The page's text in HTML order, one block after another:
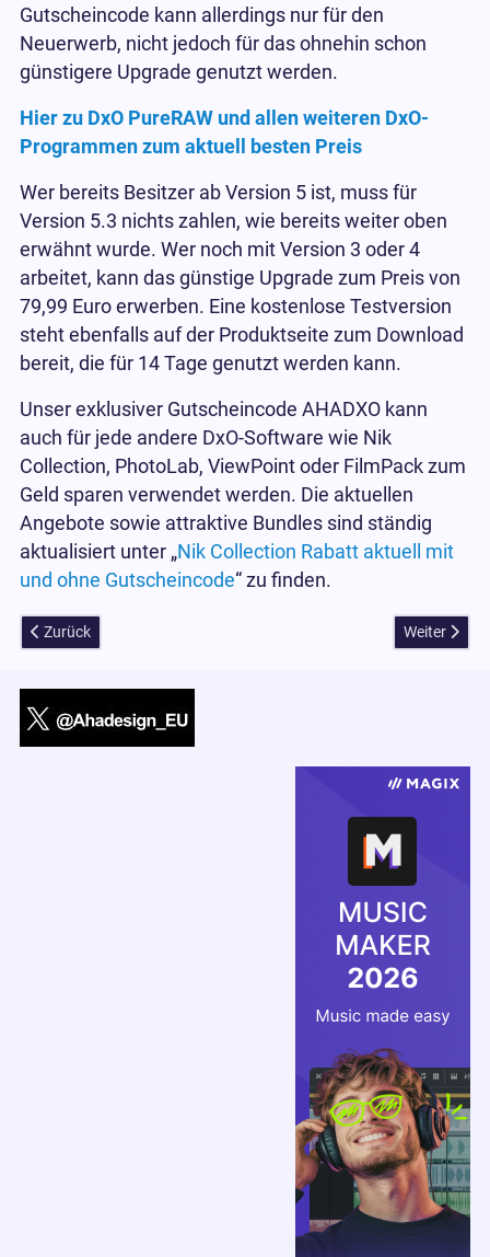
Gutscheincode kann allerdings nur für den
Neuerwerb, nicht jedoch für das ohnehin schon
günstigere Upgrade genutzt werden.
Hier zu DxO PureRAW und allen weiteren DxO-
Programmen zum aktuell besten Preis
Wer bereits Besitzer ab Version 5 ist, muss für
Version 5.3 nichts zahlen, wie bereits weiter oben
erwähnt wurde. Wer noch mit Version 3 oder 4
arbeitet, kann das günstige Upgrade zum Preis von
79,99 Euro erwerben. Eine kostenlose Testversion
steht ebenfalls auf der Produktseite zum Download
bereit, die für 14 Tage genutzt werden kann.
Unser exklusiver Gutscheincode AHADXO kann
auch für jede andere DxO-Software wie Nik
Collection, PhotoLab, ViewPoint oder FilmPack zum
Geld sparen verwendet werden. Die aktuellen
Angebote sowie attraktive Bundles sind ständig
aktualisiert unter „Nik Collection Rabatt aktuell mit
und ohne Gutscheincode“ zu finden.
Vorheriger Beitrag: Weitere 1.200 DxO-Module für neue Kameras
Zurück Nächster
Weiter